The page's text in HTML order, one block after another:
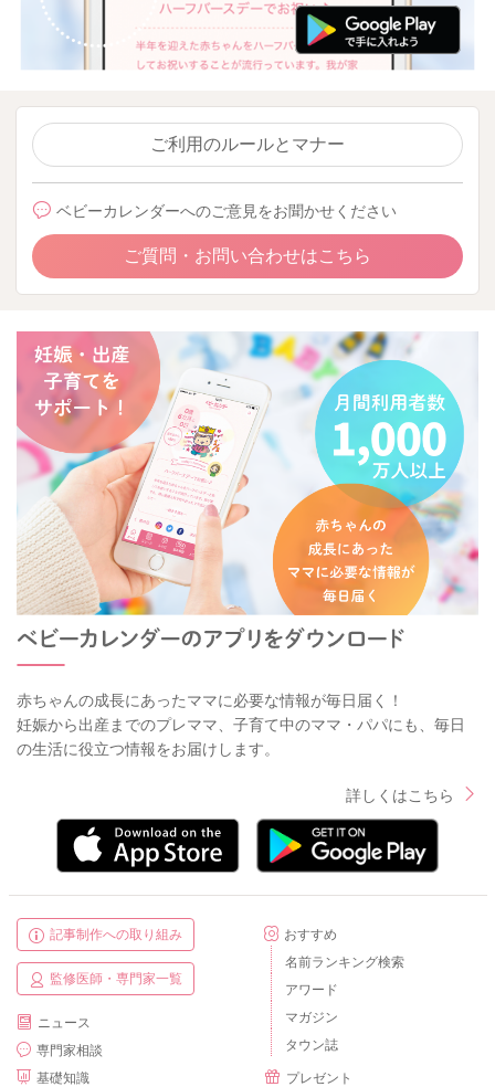
ご利用のルールとマナー
ベビーカレンダーへのご意見をお聞かせください
ご質問・お問い合わせはこちら
赤ちゃんの成長にあったママに必要な情報が毎日届く！
妊娠から出産までのプレママ、子育て中のママ・パパにも、毎日
の生活に役立つ情報をお届けします。
詳しくはこちら
記事制作への取り組み
監修医師・専門家一覧
ニュース
専門家相談
基礎知識
おすすめ
名前ランキング検索
アワード
マガジン
タウン誌
プレゼント